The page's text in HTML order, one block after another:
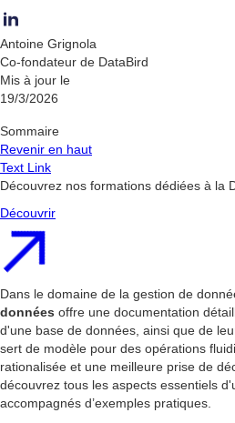
Antoine Grignola
Co-fondateur de DataBird
Mis à jour le
19/3/2026
Sommaire
Revenir en haut
Text Link
Découvrez nos formations dédiées à la
Découvrir
Dans le domaine de la gestion de
données offre une documentation
d'une base de données, ainsi que de
sert de modèle pour des opérations
rationalisée et une meilleure prise de
découvrez tous les aspects essentiels
accompagnés d’exemples pratiques.